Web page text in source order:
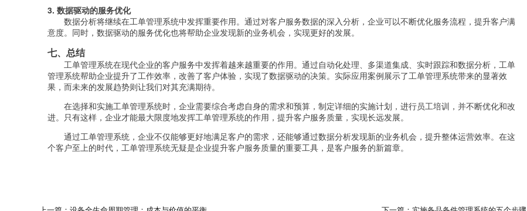
3. 数据驱动的服务优化
数据分析将继续在工单管理系统中发挥重要作用。通过对客户服务数据的深入分析，企业可以不断优化服务流程，提升客户满
意度。同时，数据驱动的服务优化也将帮助企业发现新的业务机会，实现更好的发展。
七、总结
工单管理系统在现代企业的客户服务中发挥着越来越重要的作用。通过自动化处理、多渠道集成、实时跟踪和数据分析，工单
管理系统帮助企业提升了工作效率，改善了客户体验，实现了数据驱动的决策。实际应用案例展示了工单管理系统带来的显著效
果，而未来的发展趋势则让我们对其充满期待。
在选择和实施工单管理系统时，企业需要综合考虑自身的需求和预算，制定详细的实施计划，进行员工培训，并不断优化和改
进。只有这样，企业才能最大限度地发挥工单管理系统的作用，提升客户服务质量，实现长远发展。
通过工单管理系统，企业不仅能够更好地满足客户的需求，还能够通过数据分析发现新的业务机会，提升整体运营效率。在这
个客户至上的时代，工单管理系统无疑是企业提升客户服务质量的重要工具，是客户服务的新篇章。